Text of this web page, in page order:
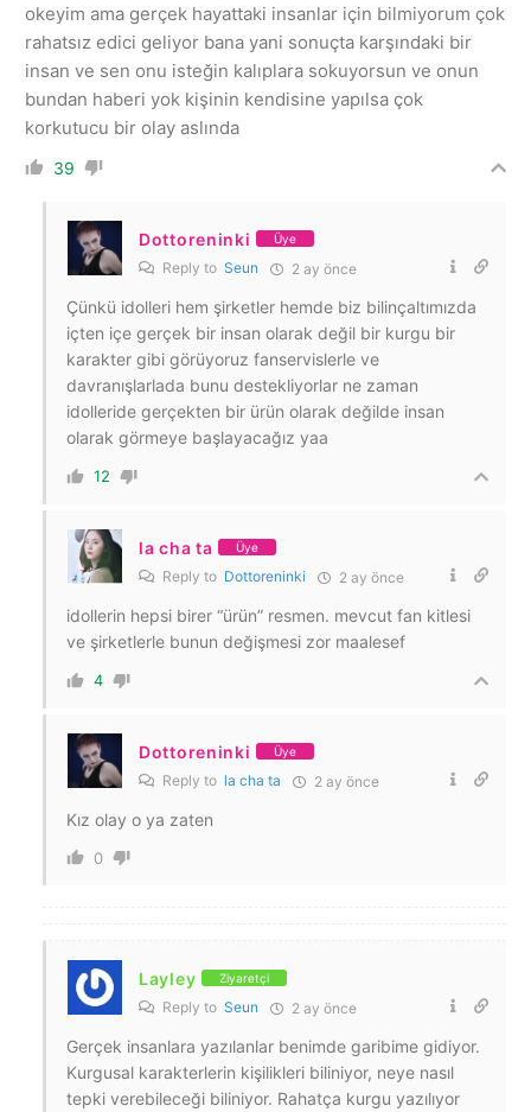
okeyim ama gerçek hayattaki insanlar için bilmiyorum çok
rahatsız edici geliyor bana yani sonuçta karşındaki bir
insan ve sen onu isteğin kalıplara sokuyorsun ve onun
bundan haberi yok kişinin kendisine yapılsa çok
korkutucu bir olay aslında
39
Dottoreninki Üye
Reply to Seun 2 ay önce
Çünkü idolleri hem şirketler hemde biz bilinçaltımızda
içten içe gerçek bir insan olarak değil bir kurgu bir
karakter gibi görüyoruz fanservislerle ve
davranışlarlada bunu destekliyorlar ne zaman
idolleride gerçekten bir ürün olarak değilde insan
olarak görmeye başlayacağız yaa
12
la cha ta Üye
Reply to Dottoreninki 2 ay önce
idollerin hepsi birer “ürün” resmen. mevcut fan kitlesi
ve şirketlerle bunun değişmesi zor maalesef
4
Dottoreninki Üye
Reply to la cha ta 2 ay önce
Kız olay o ya zaten
0
Layley Ziyaretçi
Reply to Seun 2 ay önce
Gerçek insanlara yazılanlar benimde garibime gidiyor.
Kurgusal karakterlerin kişilikleri biliniyor, neye nasıl
tepki verebileceği biliniyor. Rahatça kurgu yazılıyor